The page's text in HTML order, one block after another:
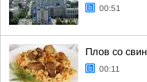
00:51
Плов со
00:11